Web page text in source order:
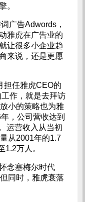
。
广告Adwords，
雅虎在广告业的
让很多小企业趋
来说，还是更愿
担任雅虎CEO的
作，就是去拜访
小的策略也为雅
，公司营收达到
运营收入从当初
从2001年的1.7
万人。
念塞梅尔时代
同时，雅虎衰落